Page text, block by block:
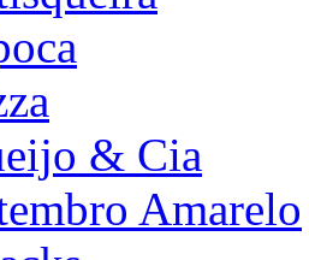
& Cia
Amarelo